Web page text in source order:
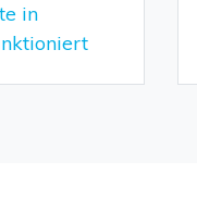
in